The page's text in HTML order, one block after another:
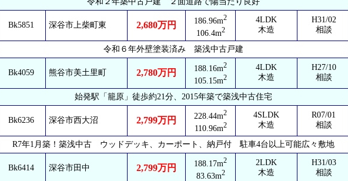
Bk5851 深谷市上柴町東 2,680万円 186.96m2
106.4m2
4LDK
木造
H31/02
相談
令和６年外壁塗装済み 築浅中古戸建
Bk4059 熊谷市美土里町 2,780万円 188.16m2
105.15m2
4LDK
木造
H27/10
相談
始発駅「籠原」徒歩約21分、2015年築で築浅中古住宅
Bk6236 深谷市西大沼 2,799万円 228.44m2
110.96m2
4SLDK
木造
R07/01
相談
R7年1月築！築浅中古 ウッドデッキ、カーポート、納戸付 駐車4台以上可能広々敷地
Bk6414 深谷市田中 2,799万円 188.17m2
83.63m2
2LDK
木造
H31/03
相談